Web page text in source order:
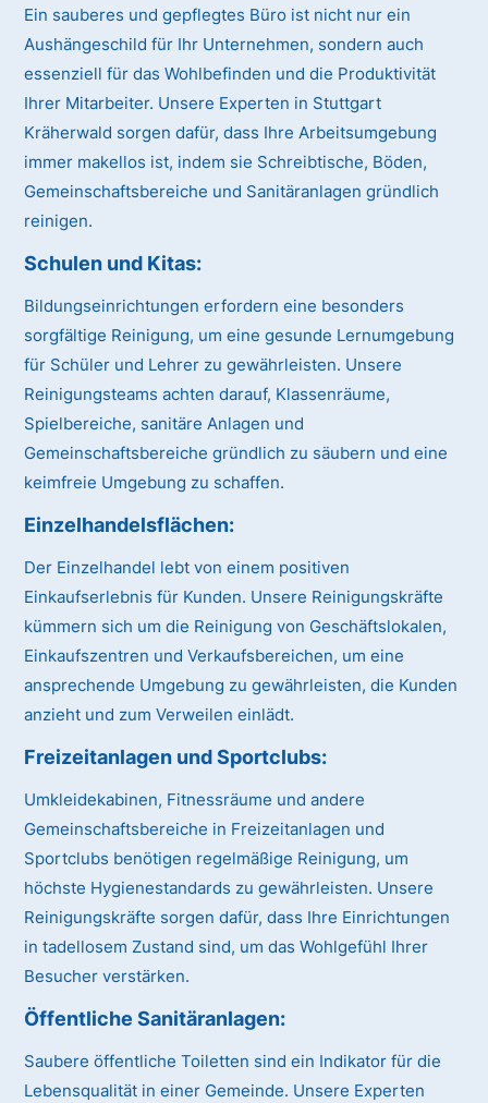
Ein sauberes und gepflegtes Büro ist nicht nur ein
Aushängeschild für Ihr Unternehmen, sondern auch
essenziell für das Wohlbefinden und die Produktivität
Ihrer Mitarbeiter. Unsere Experten in Stuttgart
Kräherwald sorgen dafür, dass Ihre Arbeitsumgebung
immer makellos ist, indem sie Schreibtische, Böden,
Gemeinschaftsbereiche und Sanitäranlagen gründlich
reinigen.
Schulen und Kitas:
Bildungseinrichtungen erfordern eine besonders
sorgfältige Reinigung, um eine gesunde Lernumgebung
für Schüler und Lehrer zu gewährleisten. Unsere
Reinigungsteams achten darauf, Klassenräume,
Spielbereiche, sanitäre Anlagen und
Gemeinschaftsbereiche gründlich zu säubern und eine
keimfreie Umgebung zu schaffen.
Einzelhandelsflächen:
Der Einzelhandel lebt von einem positiven
Einkaufserlebnis für Kunden. Unsere Reinigungskräfte
kümmern sich um die Reinigung von Geschäftslokalen,
Einkaufszentren und Verkaufsbereichen, um eine
ansprechende Umgebung zu gewährleisten, die Kunden
anzieht und zum Verweilen einlädt.
Freizeitanlagen und Sportclubs:
Umkleidekabinen, Fitnessräume und andere
Gemeinschaftsbereiche in Freizeitanlagen und
Sportclubs benötigen regelmäßige Reinigung, um
höchste Hygienestandards zu gewährleisten. Unsere
Reinigungskräfte sorgen dafür, dass Ihre Einrichtungen
in tadellosem Zustand sind, um das Wohlgefühl Ihrer
Besucher verstärken.
Öffentliche Sanitäranlagen:
Saubere öffentliche Toiletten sind ein Indikator für die
Lebensqualität in einer Gemeinde. Unsere Experten